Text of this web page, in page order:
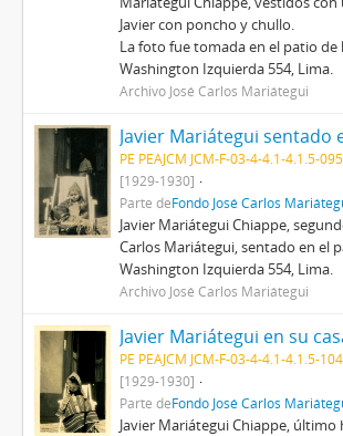
Javier con poncho y chullo.
La foto fue tomada en el patio de
Washington Izquierda 554, Lima.
Archivo José Carlos Mariátegui
PE PEAJCM JCM-F-03-4-4.1-4.1.5-095
[1929-1930]
Parte deFondo José Carlos
Javier Mariátegui Chiappe,
Carlos Mariátegui, sentado en el
Washington Izquierda 554, Lima.
Archivo José Carlos Mariátegui
PE PEAJCM JCM-F-03-4-4.1-4.1.5-104
[1929-1930]
Parte deFondo José Carlos
Javier Mariátegui Chiappe, último